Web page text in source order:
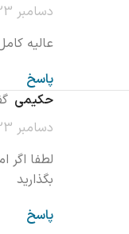
دسامبر 23, 2020 در 2:53 ب.ظ
عالیه
پاسخ
حکیمی
دسامبر 23, 2020 در 12:54 ب.ظ
لطفا اگر
بگذارید
پاسخ